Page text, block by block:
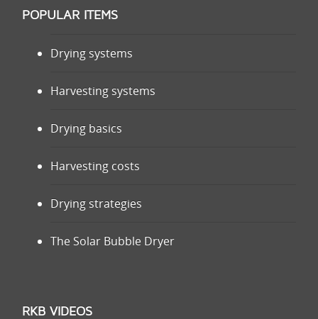
POPULAR ITEMS
Drying systems
Harvesting systems
Drying basics
Harvesting costs
Drying strategies
The Solar Bubble Dryer
RKB VIDEOS